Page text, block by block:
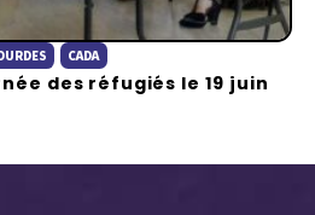
CADA
des réfugiés le 19 juin